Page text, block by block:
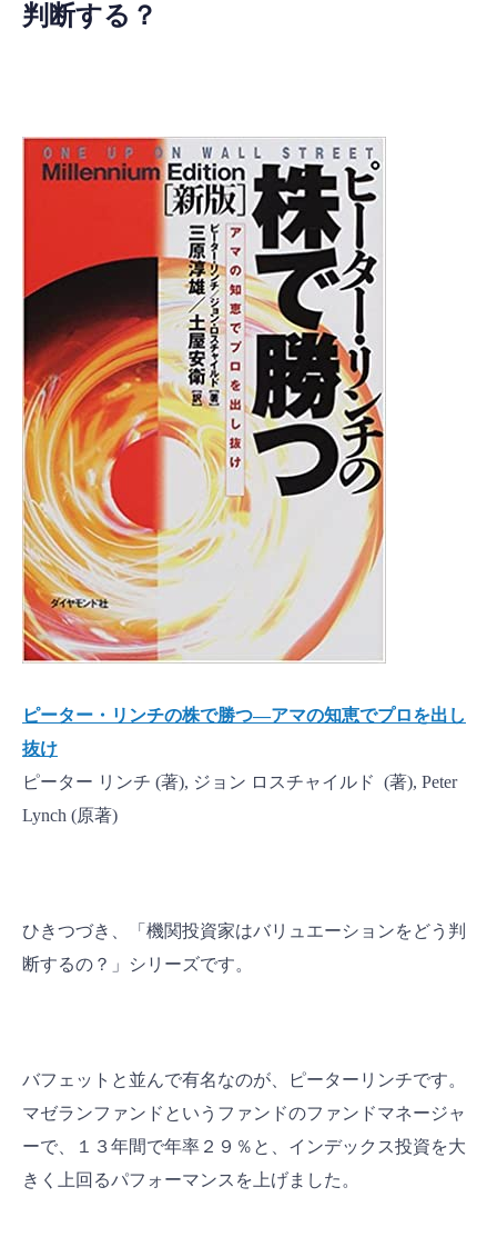
判断する？
ピーター・リンチの株で勝つ―アマの知恵でプロを出し
抜け
ピーター リンチ (著), ジョン ロスチャイルド (著), Peter
Lynch (原著)
ひきつづき、「機関投資家はバリュエーションをどう判
断するの？」シリーズです。
バフェットと並んで有名なのが、ピーターリンチです。
マゼランファンドというファンドのファンドマネージャ
ーで、１３年間で年率２９％と、インデックス投資を大
きく上回るパフォーマンスを上げました。